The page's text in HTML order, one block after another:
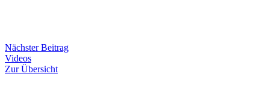
Nächster Beitrag
Videos
Zur Übersicht